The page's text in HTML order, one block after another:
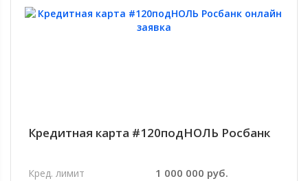
Кредитная карта #120подНОЛЬ Росбанк
Кред. лимит 1 000 000 руб.